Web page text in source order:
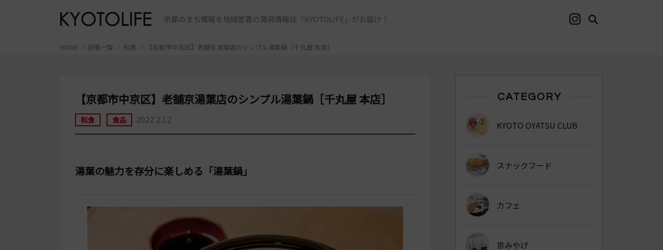
京都のまち情報を地域密着の賃貸情報誌「KYOTOLIFE」がお届け！
HOME 記事一覧 和食 【京都市中京区】老舗京湯葉店のシンプル湯葉鍋［千丸屋 本店］
【京都市中京区】老舗京湯葉店のシンプル湯葉鍋［千丸屋 本店］
和食 食品 2022.2.12
湯葉の魅力を存分に楽しめる「湯葉鍋」
CATEGORY
KYOTO OYATSU CLUB
スナックフード
カフェ
京みやげ